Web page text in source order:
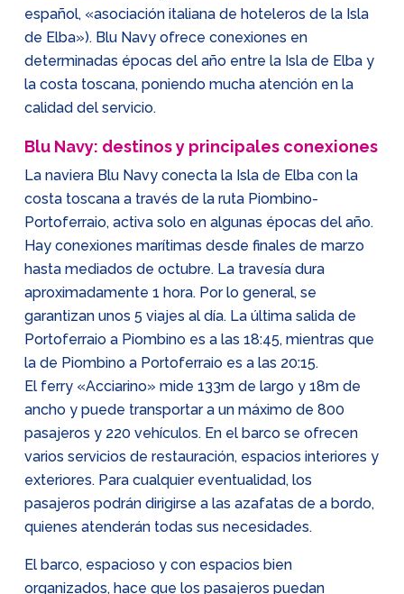
español, «asociación italiana de hoteleros de la Isla
de Elba»). Blu Navy ofrece conexiones en
determinadas épocas del año entre la Isla de Elba y
la costa toscana, poniendo mucha atención en la
calidad del servicio.
Blu Navy: destinos y principales conexiones
La naviera Blu Navy conecta la Isla de Elba con la
costa toscana a través de la ruta Piombino-
Portoferraio, activa solo en algunas épocas del año.
Hay conexiones marítimas desde finales de marzo
hasta mediados de octubre. La travesía dura
aproximadamente 1 hora. Por lo general, se
garantizan unos 5 viajes al día. La última salida de
Portoferraio a Piombino es a las 18:45, mientras que
la de Piombino a Portoferraio es a las 20:15.
El ferry «Acciarino» mide 133m de largo y 18m de
ancho y puede transportar a un máximo de 800
pasajeros y 220 vehículos. En el barco se ofrecen
varios servicios de restauración, espacios interiores y
exteriores. Para cualquier eventualidad, los
pasajeros podrán dirigirse a las azafatas de a bordo,
quienes atenderán todas sus necesidades.
El barco, espacioso y con espacios bien
organizados, hace que los pasajeros puedan